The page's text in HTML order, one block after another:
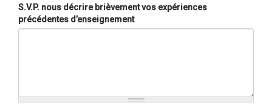
S.V.P. nous décrire brièvement vos expériences
précédentes d’enseignement